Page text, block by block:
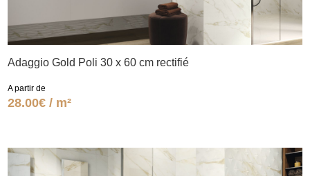
Adaggio Gold Poli 30 x 60 cm rectifié
A partir de
28.00€ / m²